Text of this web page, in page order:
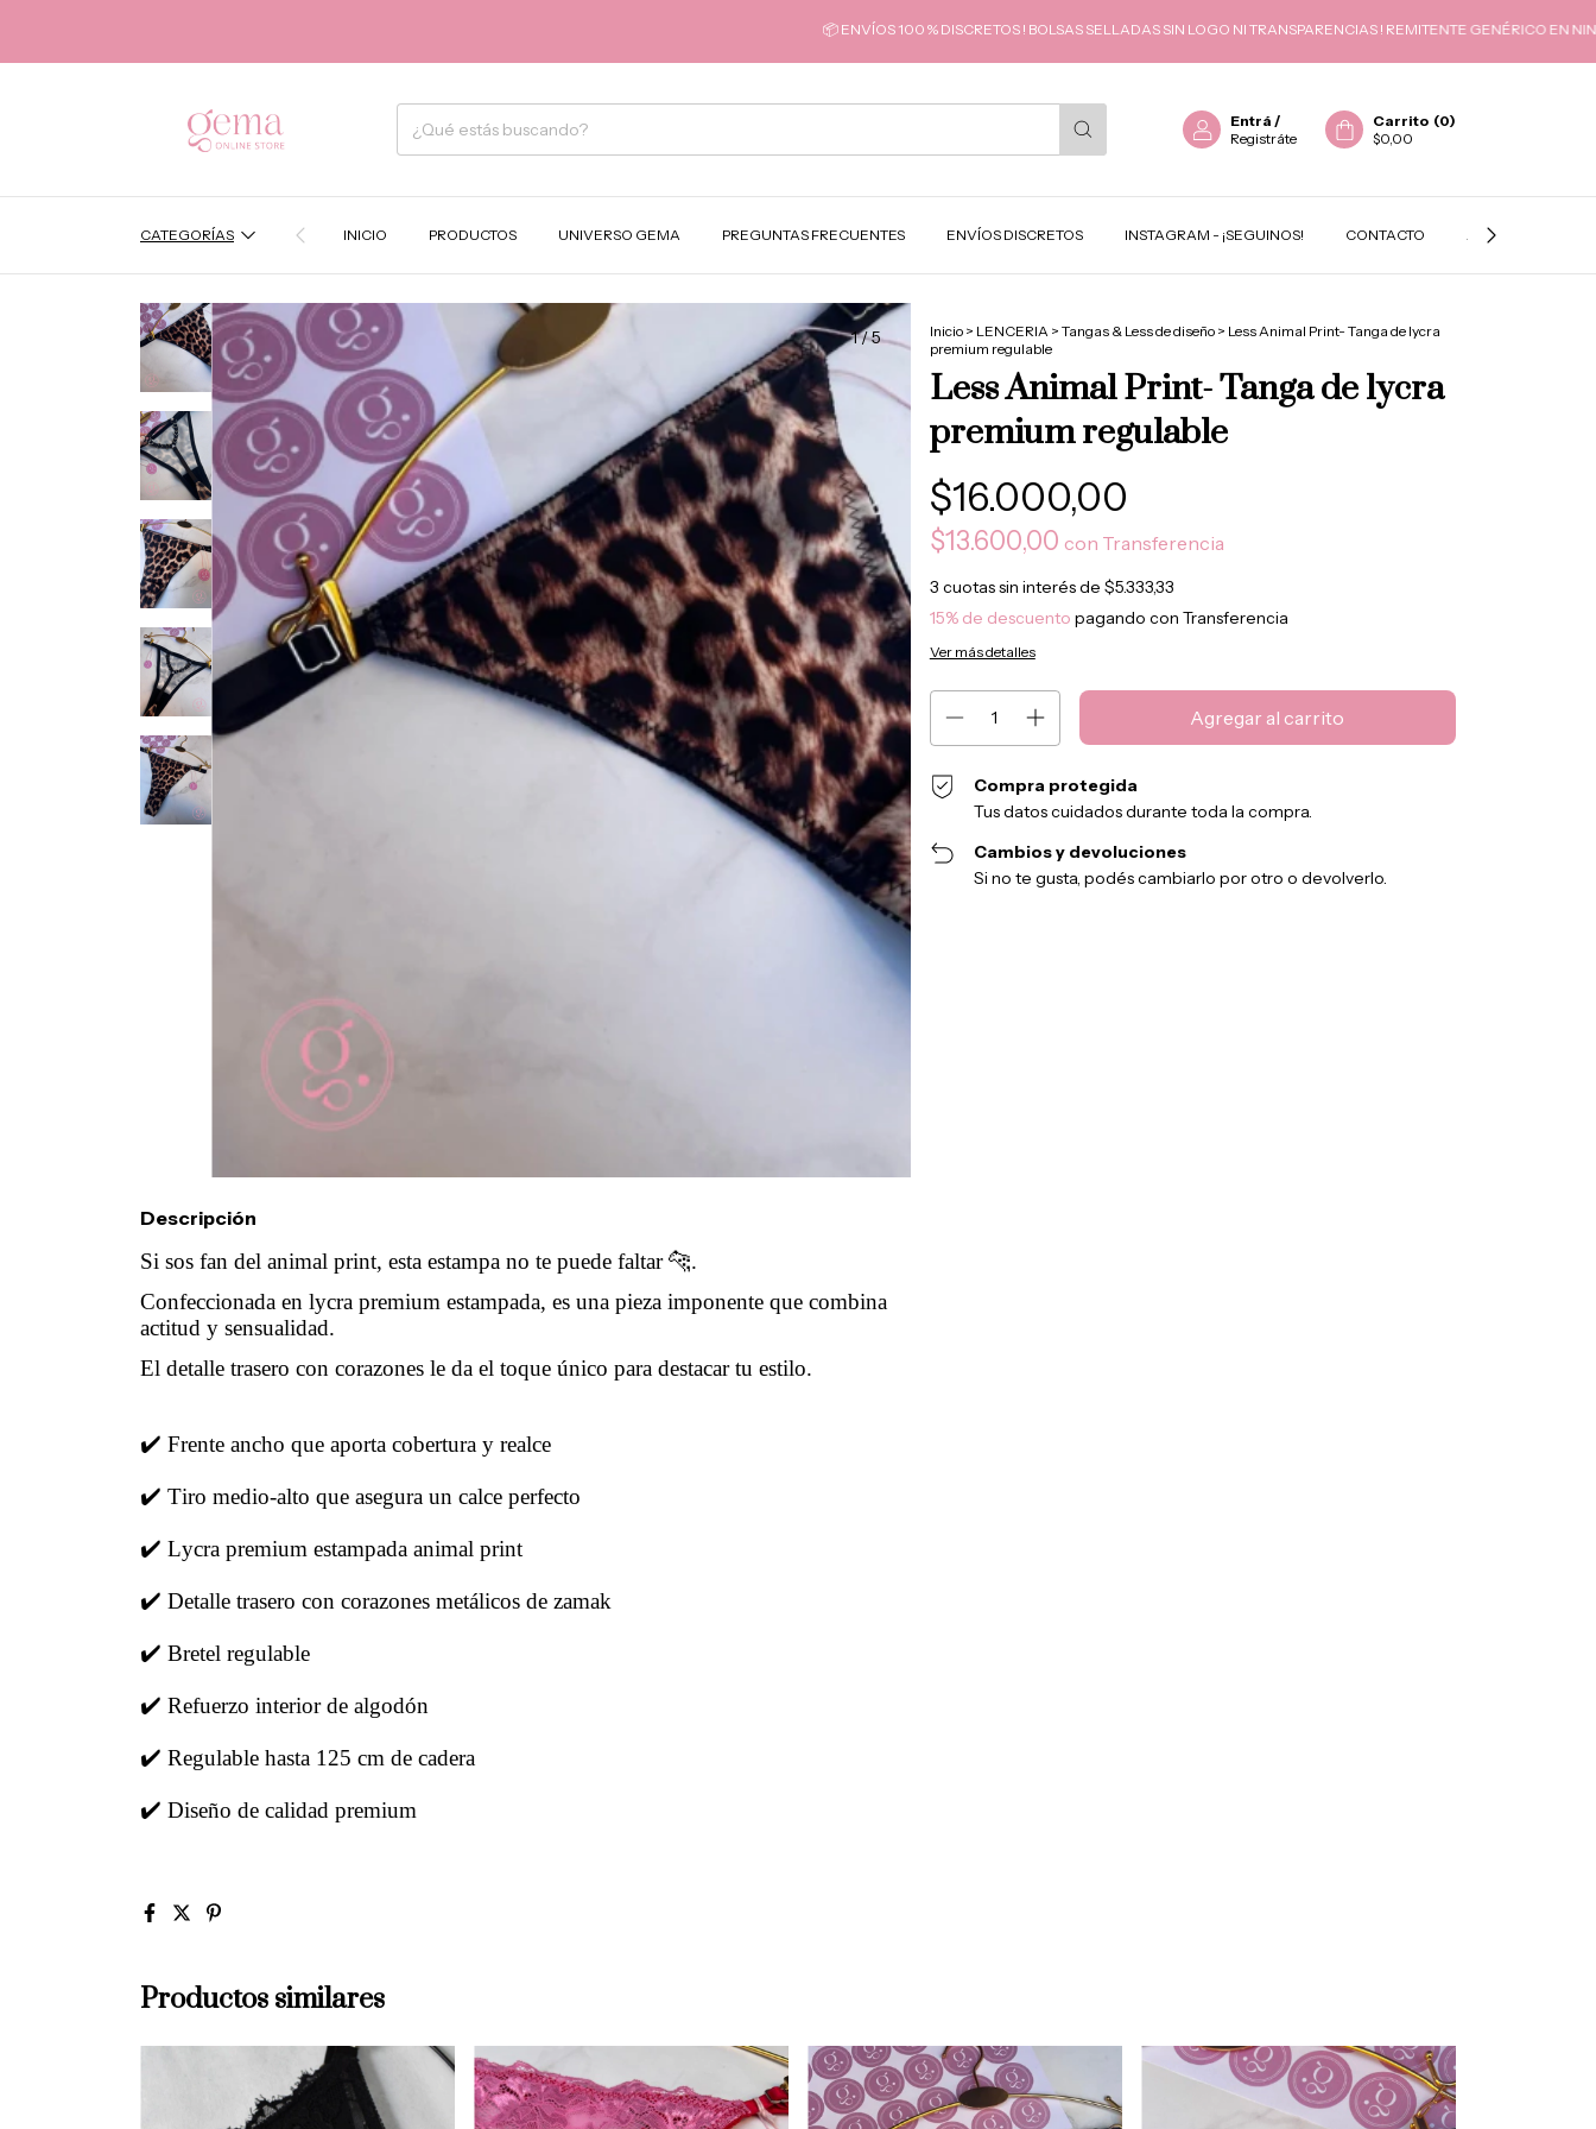
📦 ENVÍOS 100 % DISCRETOS ! BOLSAS SELLADAS SIN LOGO NI TRANSPARENCIAS ! REMITENTE GENÉRICO EN NINGÚN
Entrá /
Registráte
Carrito (0)
$0,00
CATEGORÍAS INICIO PRODUCTOS UNIVERSO GEMA PREGUNTAS FRECUENTES ENVÍOS DISCRETOS INSTAGRAM - ¡SEGUINOS! CONTACTO ACADEMIA GEMA
1/5 Inicio > LENCERIA > Tangas & Less de diseño > Less Animal Print- Tanga de lycra
premium regulable
Less Animal Print- Tanga de lycra
premium regulable
$16.000,00
$13.600,00 con Transferencia
3 cuotas sin interés de $5.333,33
15% de descuento pagando con Transferencia
Ver más detalles
Compra protegida
Tus datos cuidados durante toda la compra.
Cambios y devoluciones
Si no te gusta, podés cambiarlo por otro o devolverlo.
Descripción
Si sos fan del animal print, esta estampa no te puede faltar 🐆.
Confeccionada en lycra premium estampada, es una pieza imponente que combina
actitud y sensualidad.
El detalle trasero con corazones le da el toque único para destacar tu estilo.
✔️ Frente ancho que aporta cobertura y realce
✔️ Tiro medio-alto que asegura un calce perfecto
✔️ Lycra premium estampada animal print
✔️ Detalle trasero con corazones metálicos de zamak
✔️ Bretel regulable
✔️ Refuerzo interior de algodón
✔️ Regulable hasta 125 cm de cadera
✔️ Diseño de calidad premium
Productos similares